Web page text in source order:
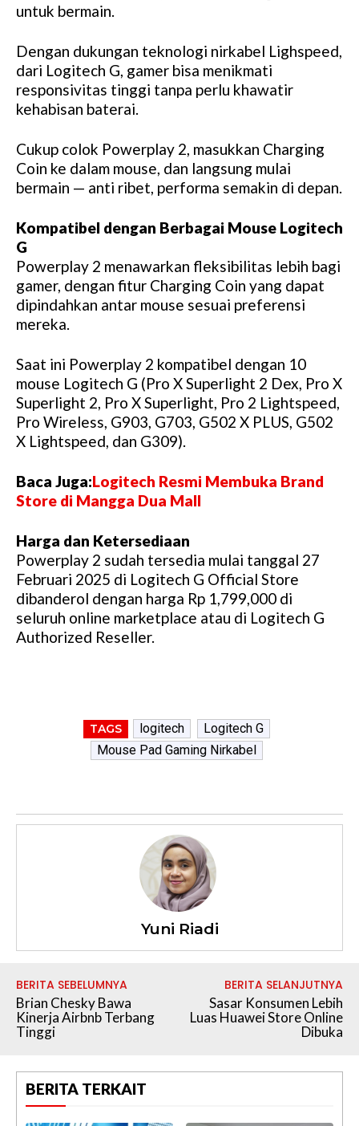
untuk bermain.
Dengan dukungan teknologi nirkabel Lighspeed,
dari Logitech G, gamer bisa menikmati
responsivitas tinggi tanpa perlu khawatir
kehabisan baterai.
Cukup colok Powerplay 2, masukkan Charging
Coin ke dalam mouse, dan langsung mulai
bermain — anti ribet, performa semakin di depan.
Kompatibel dengan Berbagai Mouse Logitech
G
Powerplay 2 menawarkan fleksibilitas lebih bagi
gamer, dengan fitur Charging Coin yang dapat
dipindahkan antar mouse sesuai preferensi
mereka.
Saat ini Powerplay 2 kompatibel dengan 10
mouse Logitech G (Pro X Superlight 2 Dex, Pro X
Superlight 2, Pro X Superlight, Pro 2 Lightspeed,
Pro Wireless, G903, G703, G502 X PLUS, G502
X Lightspeed, dan G309).
Baca Juga:Logitech Resmi Membuka Brand
Store di Mangga Dua Mall
Harga dan Ketersediaan
Powerplay 2 sudah tersedia mulai tanggal 27
Februari 2025 di Logitech G Official Store
dibanderol dengan harga Rp 1,799,000 di
seluruh online marketplace atau di Logitech G
Authorized Reseller.
TAGS logitech
Logitech G
Mouse Pad Gaming Nirkabel
Yuni Riadi
BERITA SEBELUMNYA
Brian Chesky Bawa
Kinerja Airbnb Terbang
Tinggi
BERITA SELANJUTNYA
Sasar Konsumen Lebih
Luas Huawei Store Online
Dibuka
BERITA TERKAIT